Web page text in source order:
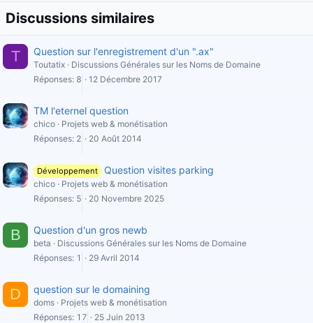
Discussions similaires
T Question sur l'enregistrement d'un ".ax"
Toutatix
Discussions Générales sur les Noms de Domaine
Réponses 8 12 Décembre 2017
TM l'eternel question
chico
Projets web & monétisation
Réponses 2 20 Août 2014
Développement Question visites parking
chico
Projets web & monétisation
Réponses 5 20 Novembre 2025
B Question d'un gros newb
beta
Discussions Générales sur les Noms de Domaine
Réponses 1 29 Avril 2014
D question sur le domaining
doms
Projets web & monétisation
Réponses 17 25 Juin 2013